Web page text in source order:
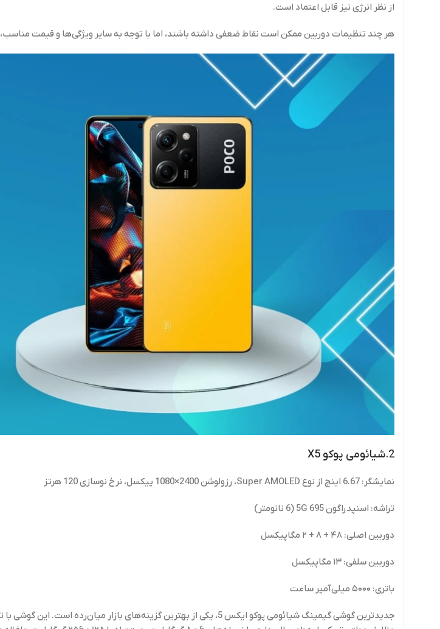
از نظر انرژی نیز قابل اعتماد است.
هر چند تنظیمات دوربین ممکن است نقاط ضعفی داشته باشند، اما با توجه به سایر ویژگی‌ها و قیمت مناسب، Redmi Note 12 گزینه جذابی برای کاربران میانه‌روی بازار گوشی‌های هوشمند است.
2.شیائومی پوکو X5
نمایشگر: 6.67 اینچ از نوع Super AMOLED، رزولوشن 2400×1080 پیکسل، نرخ نوسازی 120 هرتز
تراشه: اسنپدراگون 695 5G (6 نانومتر)
دوربین اصلی: ۴۸ + ۸ + ۲ مگاپیکسل
دوربین سلفی: ۱۳ مگاپیکسل
باتری: ۵۰۰۰ میلی‌آمپر ساعت